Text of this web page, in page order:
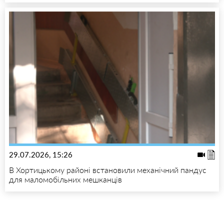
29.07.2026, 15:26
В Хортицькому районі встановили механічний пандус
для маломобільних мешканців